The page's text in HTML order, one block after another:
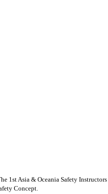
Asia & Oceania Safety
Concept.